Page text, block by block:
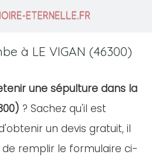
à LE VIGAN (46300)
une sépulture dans la
? Sachez qu'il est
un devis gratuit, il
remplir le formulaire ci-